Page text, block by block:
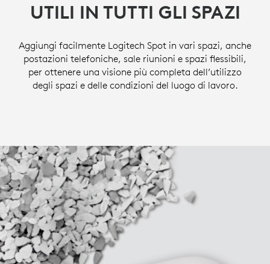
UTILI IN TUTTI GLI SPAZI
Aggiungi facilmente Logitech Spot in vari spazi, anche
postazioni telefoniche, sale riunioni e spazi flessibili,
per ottenere una visione più completa dell’utilizzo
degli spazi e delle condizioni del luogo di lavoro.